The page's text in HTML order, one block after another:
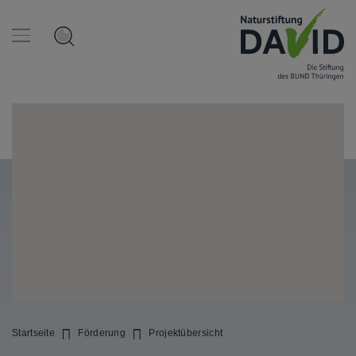
Startseite Förderung Projektübersicht